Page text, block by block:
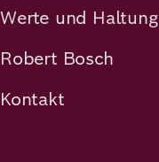
Werte und Haltung
Robert Bosch
Kontakt